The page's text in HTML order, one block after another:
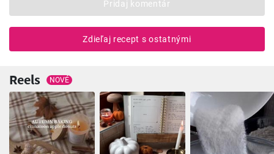
Pridaj komentár
Zdieľaj recept s ostatnými
Reels NOVÉ